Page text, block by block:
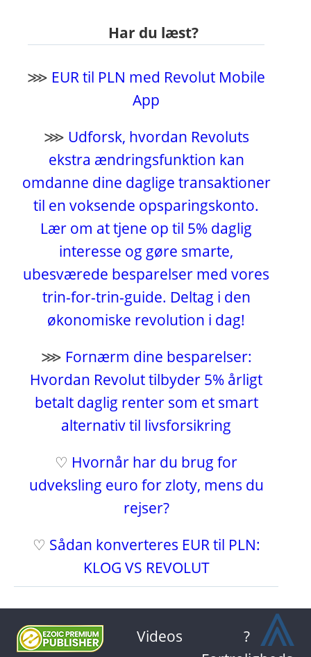
Har du læst?
⋙ EUR til PLN med Revolut Mobile
App
⋙ Udforsk, hvordan Revoluts
ekstra ændringsfunktion kan
omdanne dine daglige transaktioner
til en voksende opsparingskonto.
Lær om at tjene op til 5% daglig
interesse og gøre smarte,
ubesværede besparelser med vores
trin-for-trin-guide. Deltag i den
økonomiske revolution i dag!
⋙ Fornærm dine besparelser:
Hvordan Revolut tilbyder 5% årligt
betalt daglig renter som et smart
alternativ til livsforsikring
♡ Hvornår har du brug for
udveksling euro for zloty, mens du
rejser?
♡ Sådan konverteres EUR til PLN:
KLOG VS REVOLUT
Videos
? ⩓